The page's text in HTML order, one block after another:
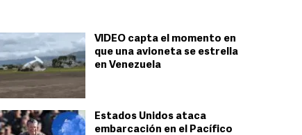
VIDEO capta el momento en
que una avioneta se estrella
en Venezuela
Estados Unidos ataca
embarcación en el Pacífico